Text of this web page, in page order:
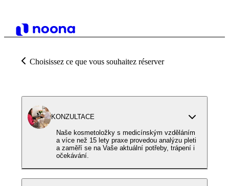
Choisissez ce que vous souhaitez réserver
KONZULTACE
Naše kosmetoložky s medicínským vzděláním
a více než 15 lety praxe provedou analýzu pleti
a zaměří se na Vaše aktuální potřeby, trápení i
očekávání.